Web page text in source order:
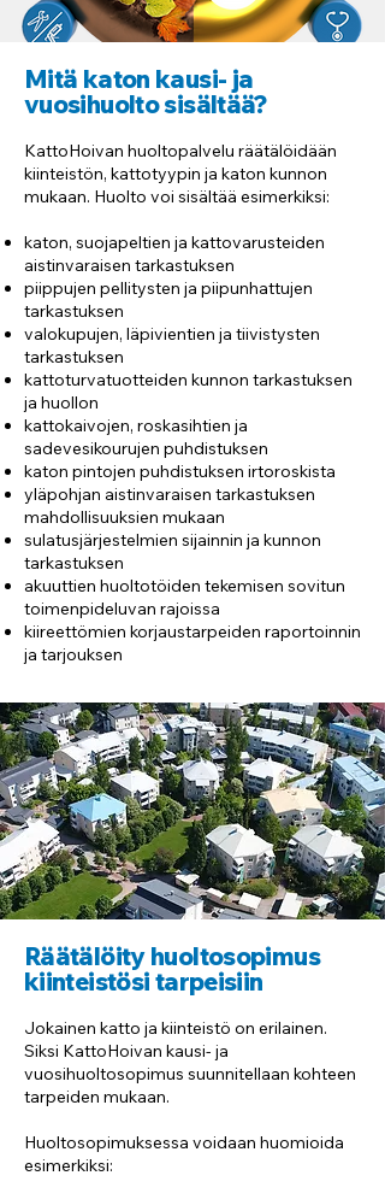
Mitä katon kausi- ja
vuosihuolto sisältää?​
KattoHoivan huoltopalvelu räätälöidään
kiinteistön, kattotyypin ja katon kunnon
mukaan. Huolto voi sisältää esimerkiksi:
katon, suojapeltien ja kattovarusteiden
aistinvaraisen tarkastuksen
piippujen pellitysten ja piipunhattujen
tarkastuksen
valokupujen, läpivientien ja tiivistysten
tarkastuksen
kattoturvatuotteiden kunnon tarkastuksen
ja huollon
kattokaivojen, roskasihtien ja
sadevesikourujen puhdistuksen
katon pintojen puhdistuksen irtoroskista
yläpohjan aistinvaraisen tarkastuksen
mahdollisuuksien mukaan
sulatusjärjestelmien sijainnin ja kunnon
tarkastuksen
akuuttien huoltotöiden tekemisen sovitun
toimenpideluvan rajoissa
kiireettömien korjaustarpeiden raportoinnin
ja tarjouksen
Räätälöity huoltosopimus
kiinteistösi tarpeisiin​
Jokainen katto ja kiinteistö on erilainen.
Siksi KattoHoivan kausi- ja
vuosihuoltosopimus suunnitellaan kohteen
tarpeiden mukaan.
Huoltosopimuksessa voidaan huomioida
esimerkiksi: